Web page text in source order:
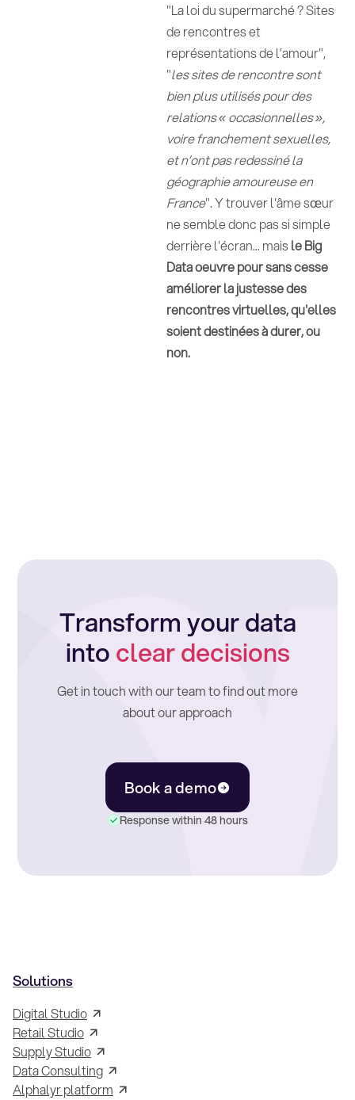
"La loi du supermarché ? Sites
de rencontres et
représentations de l’amour",
"les sites de rencontre sont
bien plus utilisés pour des
relations « occasionnelles »,
voire franchement sexuelles,
et n’ont pas redessiné la
géographie amoureuse en
France". Y trouver l'âme sœur
ne semble donc pas si simple
derrière l'écran... maisle Big
Data oeuvre pour sans cesse
améliorer la justesse des
rencontres virtuelles, qu'elles
soient destinées à durer, ou
non.
Transform your data
intoclear decisions
Get in touch with our team to find out more
about our approach
Book a demo
Response within 48 hours
Solutions
Digital Studio
Retail Studio
Supply Studio
Data Consulting
Alphalyr platform